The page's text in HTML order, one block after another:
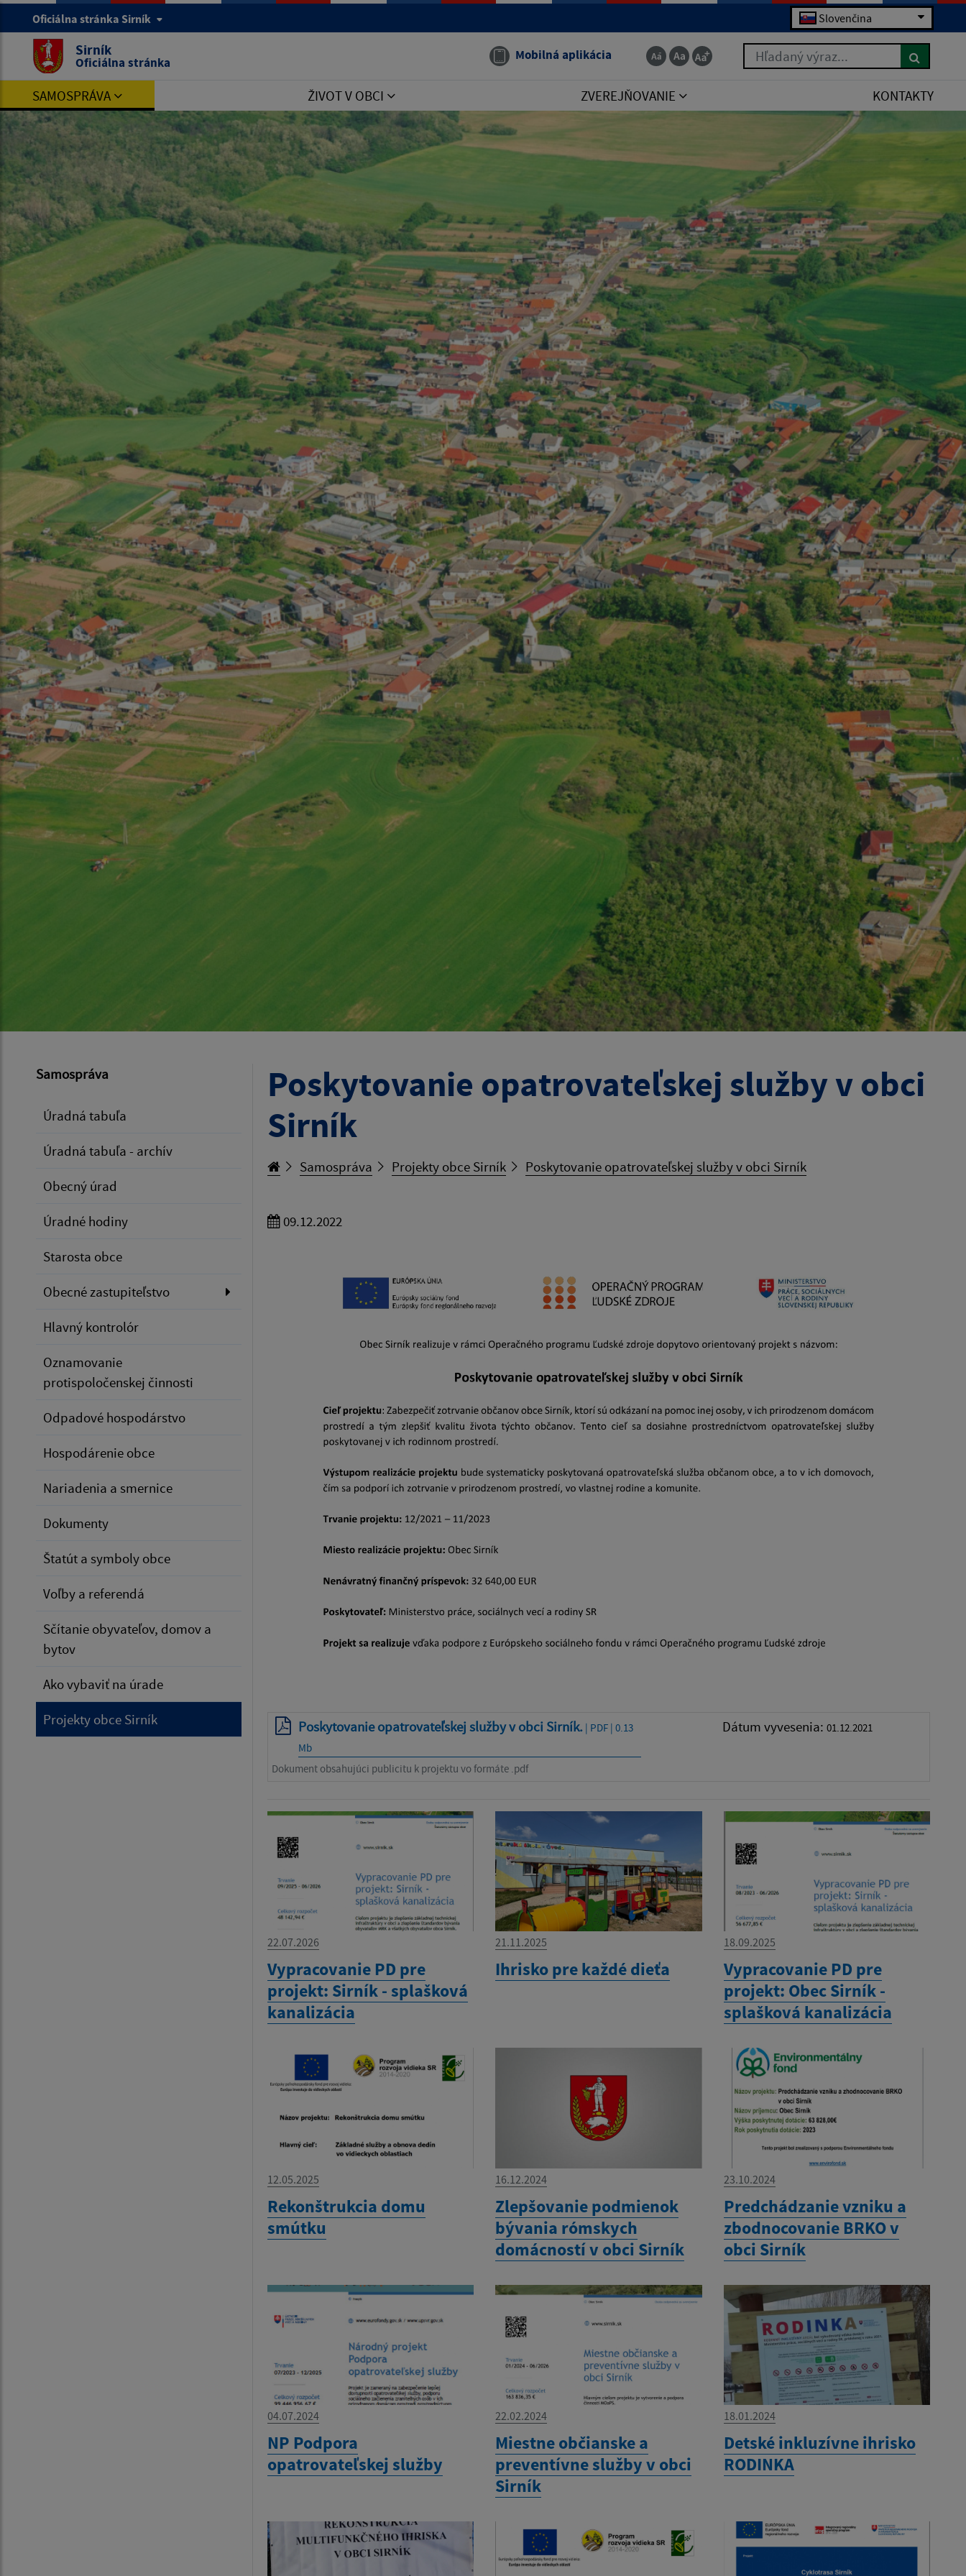
Oficiálna stránka Sirník Slovenčina
Sirník
Oficiálna stránka Mobilná aplikácia Hľadaný výraz...
SAMOSPRÁVA ŽIVOT V OBCI ZVEREJŇOVANIE KONTAKTY
Samospráva
Úradná tabuľa
Úradná tabuľa - archív
Obecný úrad
Úradné hodiny
Starosta obce
Obecné zastupiteľstvo
Hlavný kontrolór
Oznamovanie
protispoločenskej činnosti
Odpadové hospodárstvo
Hospodárenie obce
Nariadenia a smernice
Dokumenty
Štatút a symboly obce
Voľby a referendá
Sčítanie obyvateľov, domov a
bytov
Ako vybaviť na úrade
Projekty obce Sirník
Poskytovanie opatrovateľskej služby v obci
Sirník
Samospráva Projekty obce Sirník Poskytovanie opatrovateľskej služby v obci Sirník
09.12.2022
Poskytovanie opatrovateľskej služby v obci Sirník.| PDF | 0.13
Mb
Dátum vyvesenia: 01.12.2021
Dokument obsahujúci publicitu k projektu vo formáte .pdf
22.07.2026
Vypracovanie PD pre
projekt: Sirník - splašková
kanalizácia
21.11.2025
Ihrisko pre každé dieťa
18.09.2025
Vypracovanie PD pre
projekt: Obec Sirník -
splašková kanalizácia
12.05.2025
Rekonštrukcia domu
smútku
16.12.2024
Zlepšovanie podmienok
bývania rómskych
domácností v obci Sirník
23.10.2024
Predchádzanie vzniku a
zbodnocovanie BRKO v
obci Sirník
04.07.2024
NP Podpora
opatrovateľskej služby
22.02.2024
Miestne občianske a
preventívne služby v obci
Sirník
18.01.2024
Detské inkluzívne ihrisko
RODINKA